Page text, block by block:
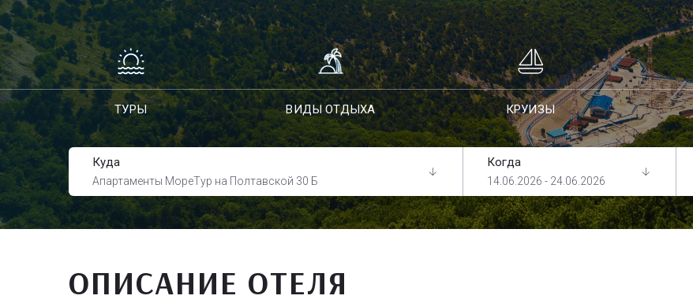
ТУРЫ ВИДЫ ОТДЫХА КРУИЗЫ
Куда
Апартаменты МореТур на Полтавской 30 Б
Когда
14.06.2026 - 24.06.2026
ОПИСАНИЕ ОТЕЛЯ